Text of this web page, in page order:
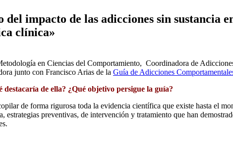
impacto de las adicciones sin sustancia
clínica»
en Ciencias del Comportamiento, Coordinadora de
junto con Francisco Arias de la Guía de Adicciones
de ella? ¿Qué objetivo persigue la guía?
de forma rigurosa toda la evidencia científica que existe hasta el
estrategias preventivas, de intervención y tratamiento que han